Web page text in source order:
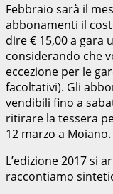
Febbraio sarà il
abbonamenti il
dire € 15,00 a gara
considerando che
eccezione per le
facoltativi). Gli
vendibili fino a
ritirare la tessera
12 marzo a Moiano.
L’edizione 2017 si
raccontiamo